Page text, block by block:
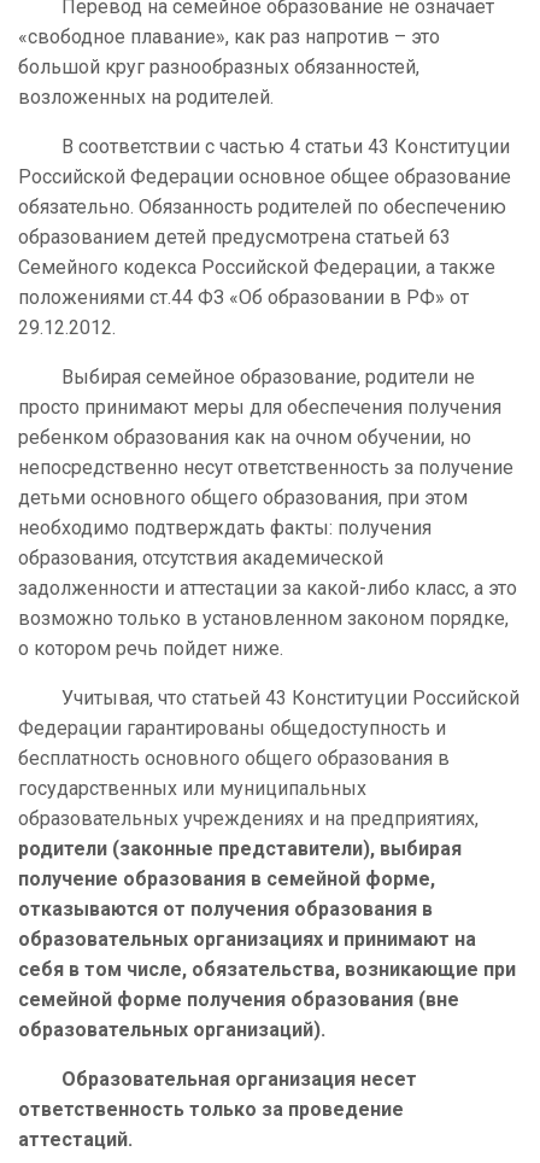
Перевод на семейное образование не означает
«свободное плавание», как раз напротив – это
большой круг разнообразных обязанностей,
возложенных на родителей.
В соответствии с частью 4 статьи 43 Конституции
Российской Федерации основное общее образование
обязательно. Обязанность родителей по обеспечению
образованием детей предусмотрена статьей 63
Семейного кодекса Российской Федерации, а также
положениями ст.44 ФЗ «Об образовании в РФ» от
29.12.2012.
Выбирая семейное образование, родители не
просто принимают меры для обеспечения получения
ребенком образования как на очном обучении, но
непосредственно несут ответственность за получение
детьми основного общего образования, при этом
необходимо подтверждать факты: получения
образования, отсутствия академической
задолженности и аттестации за какой-либо класс, а это
возможно только в установленном законом порядке,
о котором речь пойдет ниже.
Учитывая, что статьей 43 Конституции Российской
Федерации гарантированы общедоступность и
бесплатность основного общего образования в
государственных или муниципальных
образовательных учреждениях и на предприятиях,
родители (законные представители), выбирая
получение образования в семейной форме,
отказываются от получения образования в
образовательных организациях и принимают на
себя в том числе, обязательства, возникающие при
семейной форме получения образования (вне
образовательных организаций).
Образовательная организация несет
ответственность только за проведение
аттестаций.